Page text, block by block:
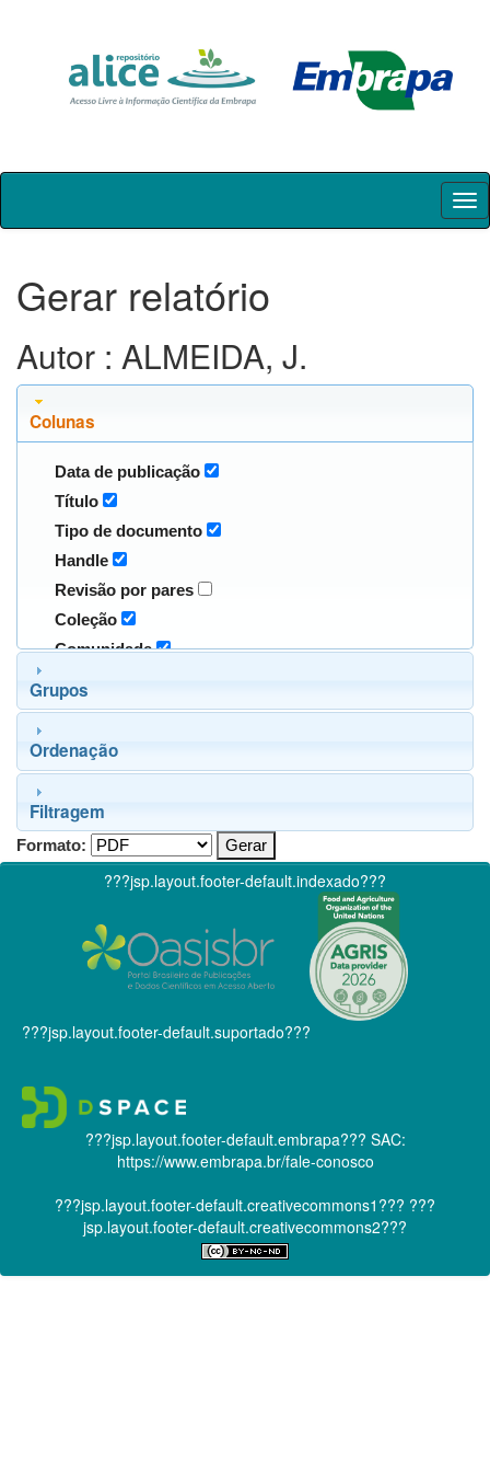
Skip
Gerar relatório
Autor : ALMEIDA, J.
Colunas
Data de publicação
Título
Tipo de documento
Handle
Revisão por pares
Coleção
Comunidade
Grupos
Ordenação
Filtragem
Formato:
???jsp.layout.footer-default.indexado???
???jsp.layout.footer-default.suportado???
???jsp.layout.footer-default.embrapa??? SAC:
https://www.embrapa.br/fale-conosco
???jsp.layout.footer-default.creativecommons1??? ???
jsp.layout.footer-default.creativecommons2???